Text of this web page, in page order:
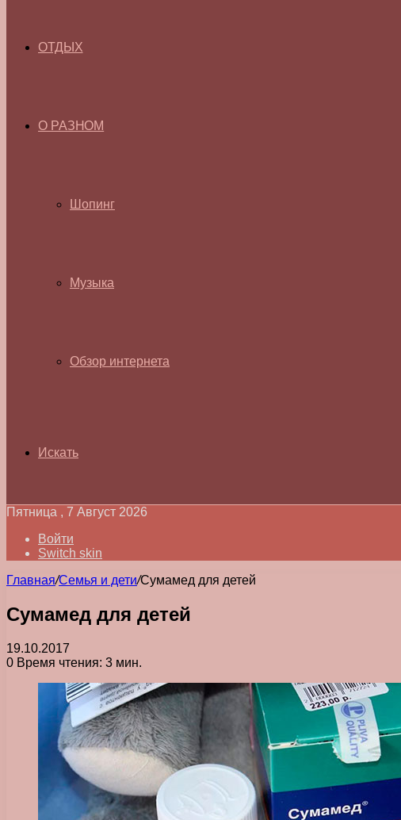
ОТДЫХ
О РАЗНОМ
Шопинг
Музыка
Обзор интернета
Искать
Пятница , 7 Август 2026
Войти
Switch skin
Главная/Семья и дети/Сумамед для детей
Сумамед для детей
19.10.2017
0 Время чтения: 3 мин.